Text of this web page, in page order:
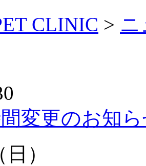
CLINIC > ニ
変更のお知
）